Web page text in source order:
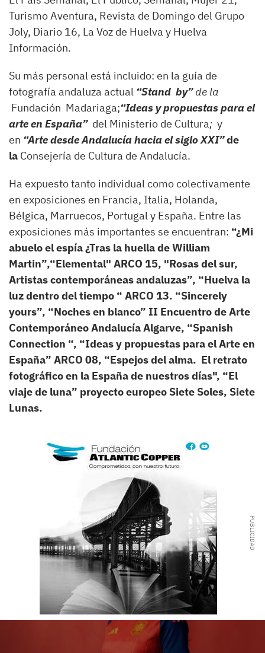
Turismo Aventura, Revista de Domingo del Grupo
Joly, Diario 16, La Voz de Huelva y Huelva
Información.
Su más personal está incluido: en la guía de
fotografía andaluza actual “Stand by”de la
Fundación Madariaga;“Ideas y propuestas para el
arte en España” del Ministerio de Cultura; y
en “Arte desde Andalucía hacia el siglo XXI”de
la Consejería de Cultura de Andalucía.
Ha expuesto tanto individual como colectivamente
en exposiciones en Francia, Italia, Holanda,
Bélgica, Marruecos, Portugal y España. Entre las
exposiciones más importantes se encuentran: “¿Mi
abuelo el espía ¿Tras la huella de William
Martin”,“Elemental" ARCO 15, "Rosas del sur,
Artistas contemporáneas andaluzas”, “Huelva la
luz dentro del tiempo “ ARCO 13. “Sincerely
yours”, “Noches en blanco” II Encuentro de Arte
Contemporáneo Andalucía Algarve, “Spanish
Connection “, “Ideas y propuestas para el Arte en
España” ARCO 08, “Espejos del alma. El retrato
fotográfico en la España de nuestros días", “El
viaje de luna” proyecto europeo Siete Soles, Siete
Lunas.